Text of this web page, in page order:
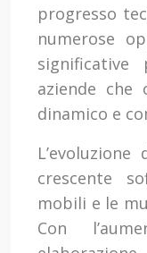
progresso
numerose
aziende che
dinamico e
crescente
mobili e le
Con